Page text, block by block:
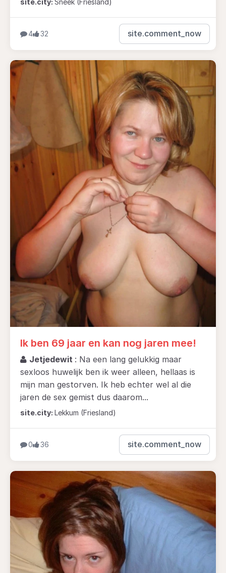
site.city: Sneek (Friesland)
4 32 site.comment_now
Ik ben 69 jaar en kan nog jaren mee!
Jetjedewit : Na een lang gelukkig maar
sexloos huwelijk ben ik weer alleen, hellaas is
mijn man gestorven. Ik heb echter wel al die
jaren de sex gemist dus daarom...
site.city: Lekkum (Friesland)
0 36 site.comment_now